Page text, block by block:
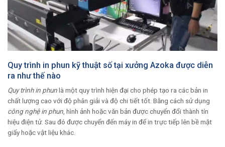
Quy trình in phun kỹ thuật số tại xưởng Azoka được diễn
ra như thế nào
Quy trình in phunlà một quy trình hiện đại cho phép tạo ra các bản in
chất lượng cao với độ phân giải và độ chi tiết tốt. Bằng cách sử dụng
công nghệ in phun, hình ảnh hoặc văn bản được chuyển đổi thành tín
hiệu điện tử. Sau đó được chuyển đến máy in để in trực tiếp lên bề mặt
giấy hoặc vật liệu khác.